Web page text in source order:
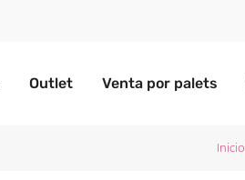
Outlet Venta por palets
Inicio